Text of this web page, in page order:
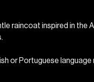
raincoat inspired in the
or Portuguese